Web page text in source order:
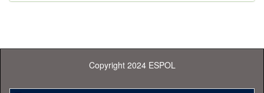
Copyright 2024 ESPOL